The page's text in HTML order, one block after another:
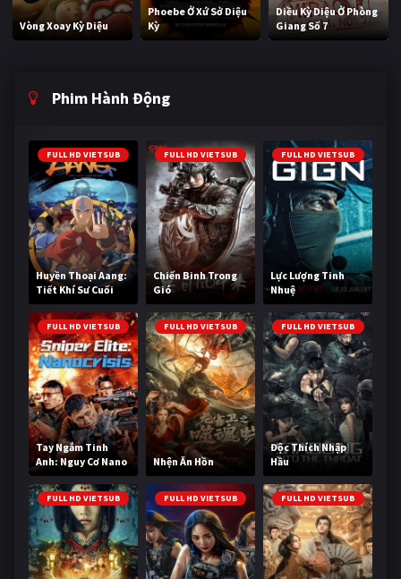
Vòng Xoay Kỳ Diệu
Phoebe Ở Xứ Sở Diệu
Kỳ
Diều Kỳ Diệu Ở Phòng
Giang Số 7
Phim Hành Động
FULL HD VIETSUB
Huyền Thoại Aang:
Tiết Khí Sư Cuối
Cùng
FULL HD VIETSUB
Chiến Binh Trong
Gió
FULL HD VIETSUB
Lực Lượng Tinh
Nhuệ
FULL HD VIETSUB
Tay Ngắm Tinh
Anh: Nguy Cơ Nano
FULL HD VIETSUB
Nhện Ăn Hồn
FULL HD VIETSUB
Độc Thích Nhập
Hầu
FULL HD VIETSUB FULL HD VIETSUB FULL HD VIETSUB